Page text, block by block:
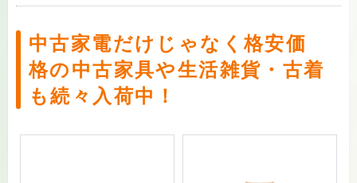
中古家電だけじゃなく格安価
格の中古家具や生活雑貨・古着
も続々入荷中！